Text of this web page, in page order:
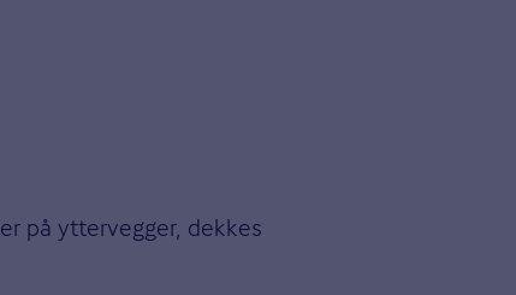
på yttervegger, dekkes